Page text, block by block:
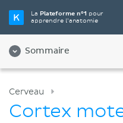
La Plateforme n°1 pour
apprendre l’anatomie
Sommaire
Choisissez
Vidéos
Cerveau
Cortex